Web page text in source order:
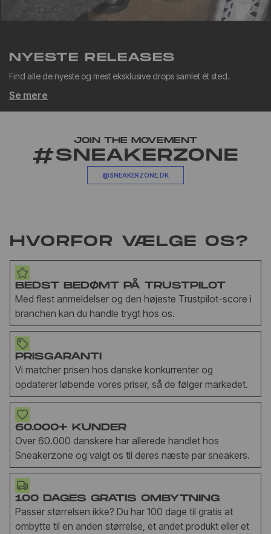
NYESTE RELEASES
Find alle de nyeste og mest eksklusive drops samlet ét sted.
Se mere
JOIN THE MOVEMENT
#SNEAKERZONE
@SNEAKERZONE.DK
HVORFOR VÆLGE OS?
BEDST BEDØMT PÅ TRUSTPILOT
Med flest anmeldelser og den højeste Trustpilot-score i
branchen kan du handle trygt hos os.
PRISGARANTI
Vi matcher prisen hos danske konkurrenter og
opdaterer løbende vores priser, så de følger markedet.
60.000+ KUNDER
Over 60.000 danskere har allerede handlet hos
Sneakerzone og valgt os til deres næste par sneakers.
100 DAGES GRATIS OMBYTNING
Passer størrelsen ikke? Du har 100 dage til gratis at
ombytte til en anden størrelse, et andet produkt eller et